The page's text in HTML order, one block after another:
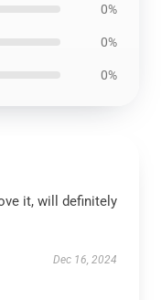
0%
0%
0%
it, will definitely
Dec 16, 2024